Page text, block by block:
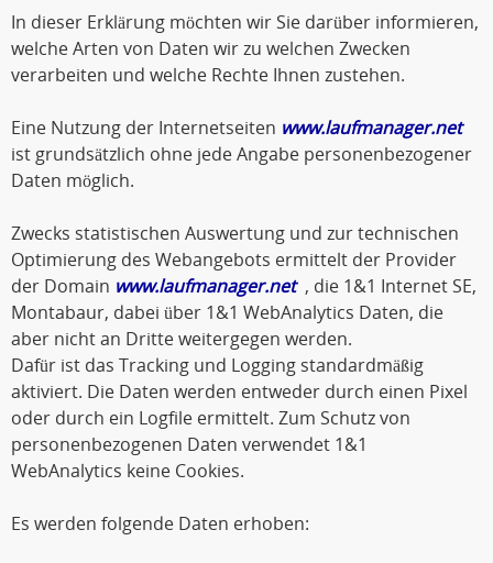
In dieser Erklärung möchten wir Sie darüber informieren,
welche Arten von Daten wir zu welchen Zwecken
verarbeiten und welche Rechte Ihnen zustehen.
Eine Nutzung der Internetseiten www.laufmanager.net
ist grundsätzlich ohne jede Angabe personenbezogener
Daten möglich.
Zwecks statistischen Auswertung und zur technischen
Optimierung des Webangebots ermittelt der Provider
der Domain www.laufmanager.net, die 1&1 Internet SE,
Montabaur, dabei über 1&1 WebAnalytics Daten, die
aber nicht an Dritte weitergegen werden.
Dafür ist das Tracking und Logging standardmäßig
aktiviert. Die Daten werden entweder durch einen Pixel
oder durch ein Logfile ermittelt. Zum Schutz von
personenbezogenen Daten verwendet 1&1
WebAnalytics keine Cookies.
Es werden folgende Daten erhoben: